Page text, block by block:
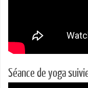
Séance de yoga